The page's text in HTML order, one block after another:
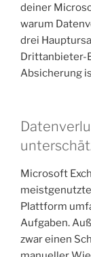
deiner
warum
drei
Drittanbieter-
Absicherung
Microsoft
Plattform
Aufgaben.
zwar einen